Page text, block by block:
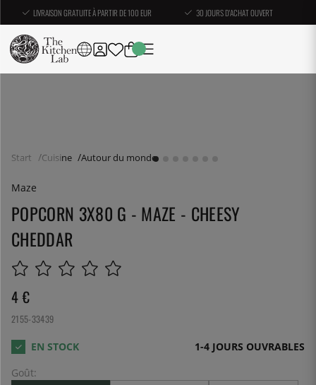
LIVRAISON GRATUITE À PARTIR DE 100 EUR 30 JOURS D'ACHAT OUVERT
Start Cuisine Autour du monde
Maze
POPCORN 3X80 G - MAZE - CHEESY
CHEDDAR
4 €
2155-33439
1-4 JOURS OUVRABLES
Goût: